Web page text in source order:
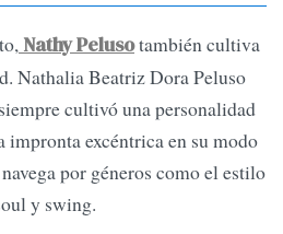
Nathy Pelusotambién cultiva
Nathalia Beatriz Dora Peluso
cultivó una personalidad
impronta excéntrica en su modo
por géneros como el estilo
y swing.